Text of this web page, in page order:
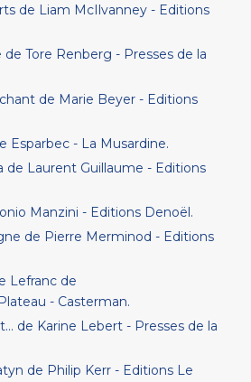
de Liam McIlvanney - Editions
Tore Renberg - Presses de la
de Marie Beyer - Editions
Esparbec - La Musardine.
de Laurent Guillaume - Editions
Manzini - Editions Denoël.
de Pierre Merminod - Editions
Lefranc de
- Casterman.
de Karine Lebert - Presses de la
de Philip Kerr - Editions Le